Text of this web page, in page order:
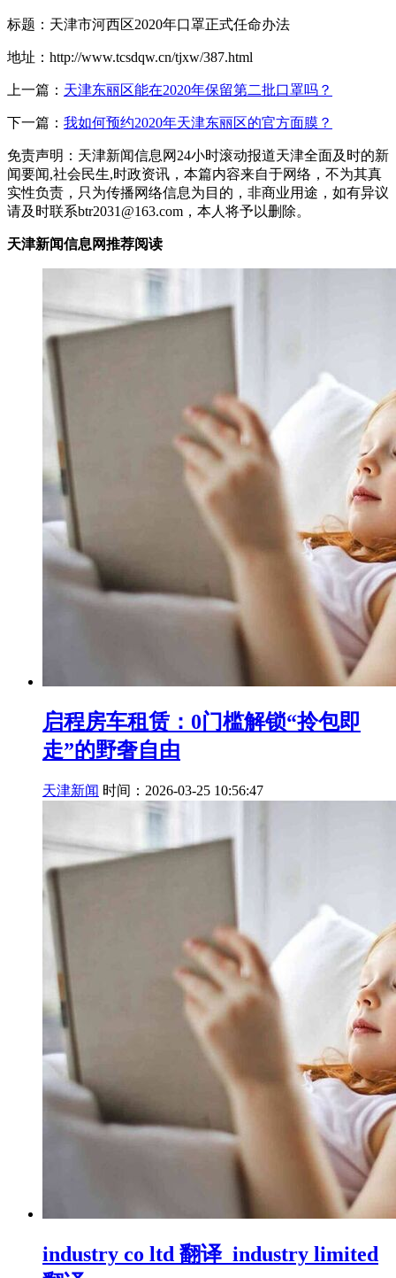
标题：天津市河西区2020年口罩正式任命办法
地址：http://www.tcsdqw.cn/tjxw/387.html
上一篇： 天津东丽区能在2020年保留第二批口罩吗？
下一篇： 我如何预约2020年天津东丽区的官方面膜？
免责声明：天津新闻信息网24小时滚动报道天津全面及时的新
闻要闻,社会民生,时政资讯，本篇内容来自于网络，不为其真
实性负责，只为传播网络信息为目的，非商业用途，如有异议
请及时联系btr2031@163.com，本人将予以删除。
天津新闻信息网推荐阅读
启程房车租赁：0门槛解锁“拎包即
走”的野奢自由
天津新闻 时间：2026-03-25 10:56:47
industry co ltd 翻译_industry limited